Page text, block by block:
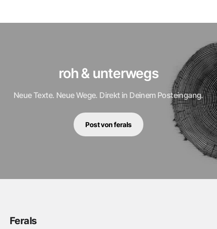
roh & unterwegs
Neue Texte. Neue Wege. Direkt in Deinem Posteingang.
Post von ferals
Ferals